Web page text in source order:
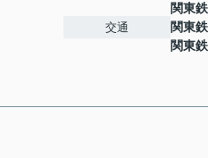
交通
関東
関東
関東